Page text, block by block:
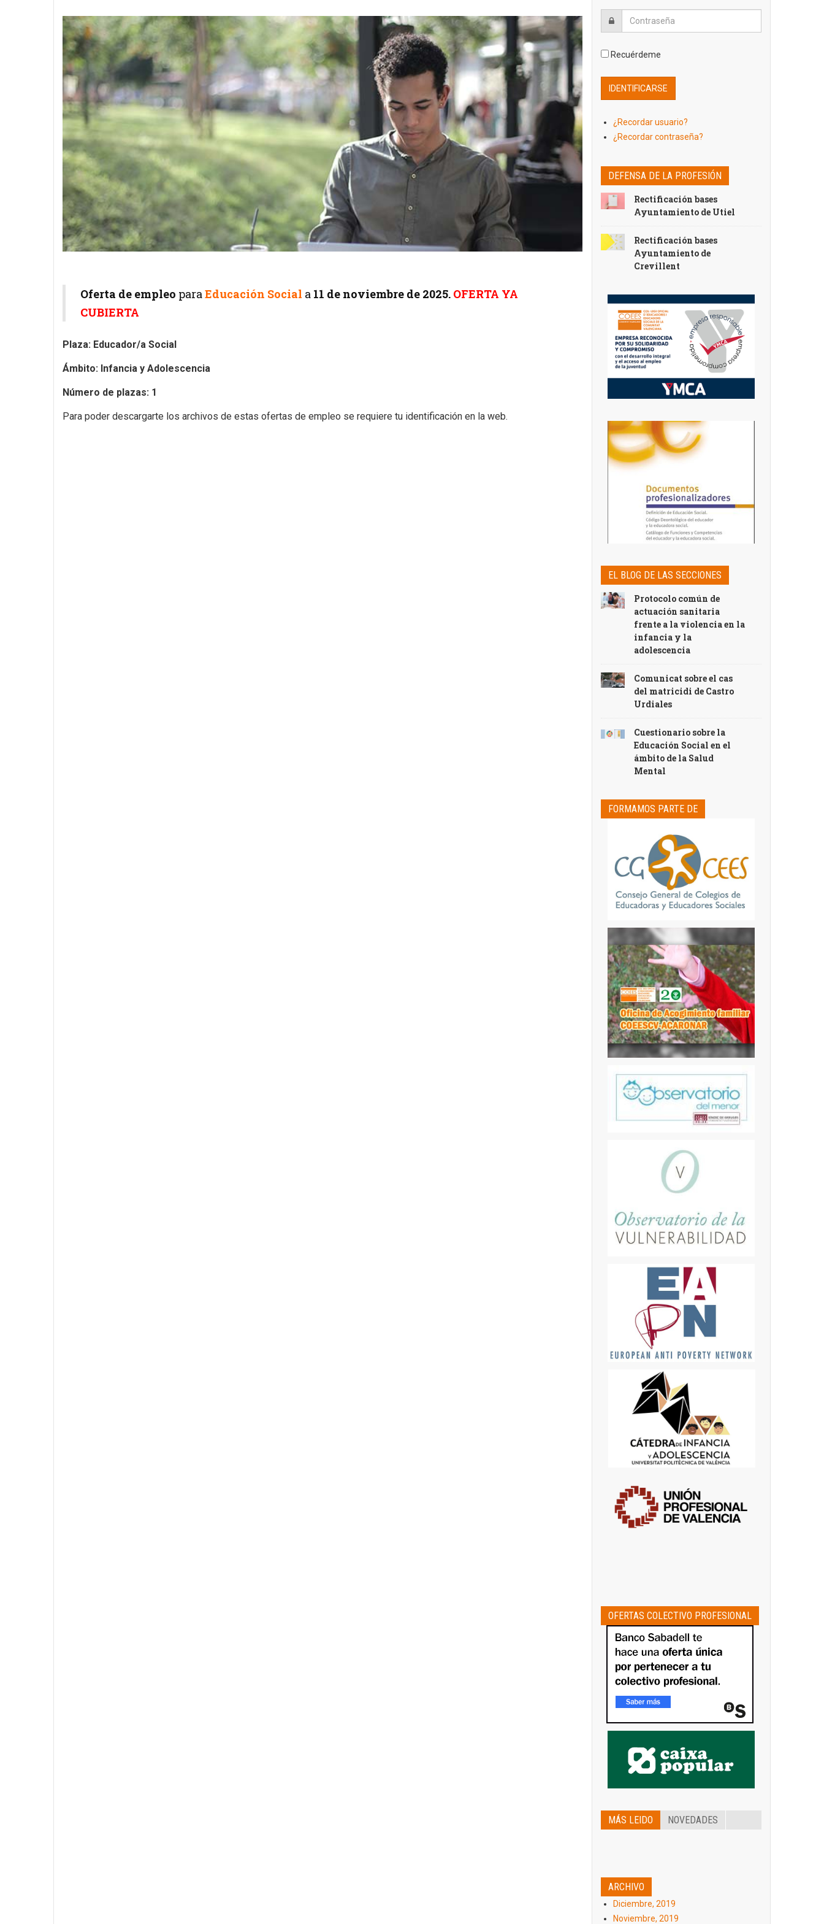
Oferta de empleo paraEducación Social a 11 de noviembre de 2025. OFERTA YA
CUBIERTA
Plaza: Educador/a Social
Ámbito: Infancia y Adolescencia
Número de plazas: 1
Para poder descargarte los archivos de estas ofertas de empleo se requiere tu identificación en la web.
Recuérdeme
¿Recordar usuario?
¿Recordar contraseña?
DEFENSA DE LA PROFESIÓN
Rectificación bases
Ayuntamiento de Utiel
Rectificación bases
Ayuntamiento de
Crevillent
EL BLOG DE LAS SECCIONES
Protocolo común de
actuación sanitaria
frente a la violencia en la
infancia y la
adolescencia
Comunicat sobre el cas
del matricidi de Castro
Urdiales
Cuestionario sobre la
Educación Social en el
ámbito de la Salud
Mental
FORMAMOS PARTE DE
OFERTAS COLECTIVO PROFESIONAL
MÁS LEIDO NOVEDADES
ARCHIVO
Diciembre, 2019
Noviembre, 2019